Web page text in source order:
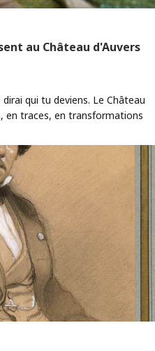
au Château d'Auvers
qui tu deviens. Le Château
en traces, en transformations